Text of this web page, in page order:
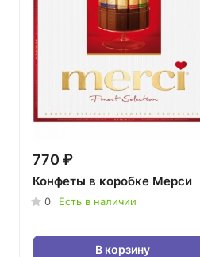
770 ₽
Конфеты в коробке Мерси
0 Есть в наличии
В корзину